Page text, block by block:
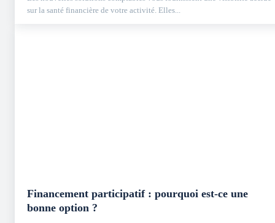
sur la santé financière de votre activité. Elles...
Financement participatif : pourquoi est-ce une
bonne option ?